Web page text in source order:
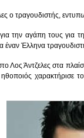
ο τραγουδιστής,
για την αγάπη τους
έναν Έλληνα
Λος Άντζελες στα
χαρακτήρισε